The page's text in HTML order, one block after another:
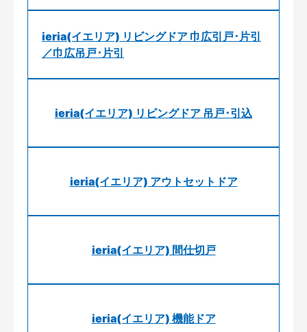
ieria(イエリア) リビングドア 巾広引戸･片引
／巾広吊戸･片引
ieria(イエリア) リビングドア 吊戸･引込
ieria(イエリア) アウトセットドア
ieria(イエリア) 間仕切戸
ieria(イエリア) 機能ドア